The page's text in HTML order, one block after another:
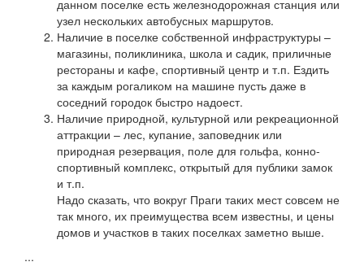
данном поселке есть железнодорожная станция или
узел нескольких автобусных маршрутов.
Наличие в поселке собственной инфраструктуры –
магазины, поликлиника, школа и садик, приличные
рестораны и кафе, спортивный центр и т.п. Ездить
за каждым рогаликом на машине пусть даже в
соседний городок быстро надоест.
Наличие природной, культурной или рекреационной
аттракции – лес, купание, заповедник или
природная резервация, поле для гольфа, конно-
спортивный комплекс, открытый для публики замок
и т.п.
Надо сказать, что вокруг Праги таких мест совсем не
так много, их преимущества всем известны, и цены
домов и участков в таких поселках заметно выше.
...